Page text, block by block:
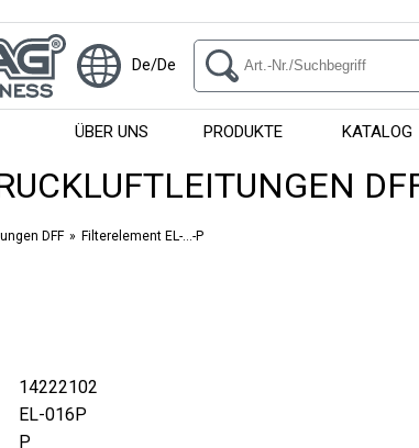
De/De
ÜBER UNS PRODUKTE KATALOG
DFF Filterelement EL-...-P
14222102
EL-016P
P